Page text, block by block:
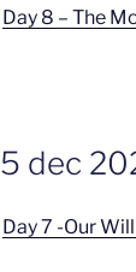
Day 8 – The
GEPLAATST
OP
5 dec
Day 7 -Our